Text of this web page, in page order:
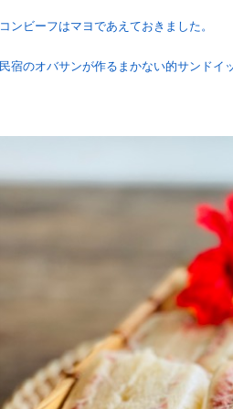
コンビーフはマヨであえておきました。
民宿のオバサンが作るまかない的サンドイ